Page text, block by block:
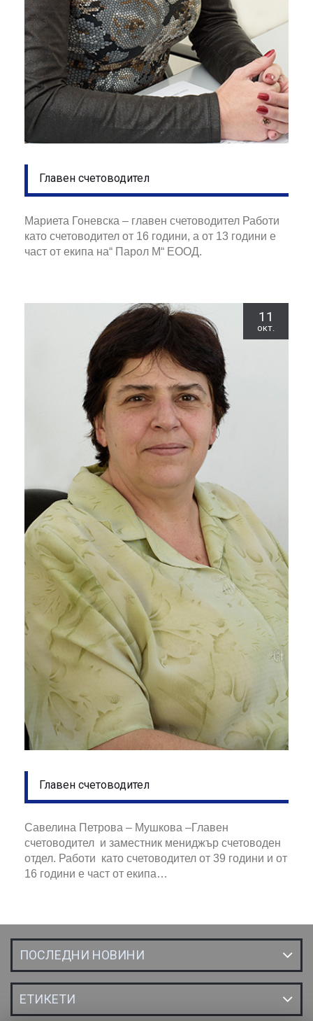
Главен счетоводител
Мариета Гоневска – главен счетоводител Работи
като счетоводител от 16 години, а от 13 години е
част от екипа на“ Парол М“ ЕООД.
11
окт.
Главен счетоводител
Савелина Петрова – Мушкова –Главен
счетоводител и заместник мениджър счетоводен
отдел. Работи като счетоводител от 39 години и от
16 години е част от екипа…
ПОСЛЕДНИ НОВИНИ
ЕТИКЕТИ